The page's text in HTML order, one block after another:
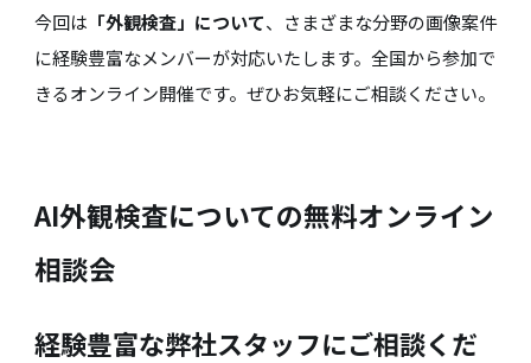
今回は 「外観検査」について、さまざまな分野の画像案件
に経験豊富なメンバーが対応いたします。全国から参加で
きるオンライン開催です。ぜひお気軽にご相談ください。
AI外観検査についての無料オンライン
相談会
経験豊富な弊社スタッフにご相談くだ